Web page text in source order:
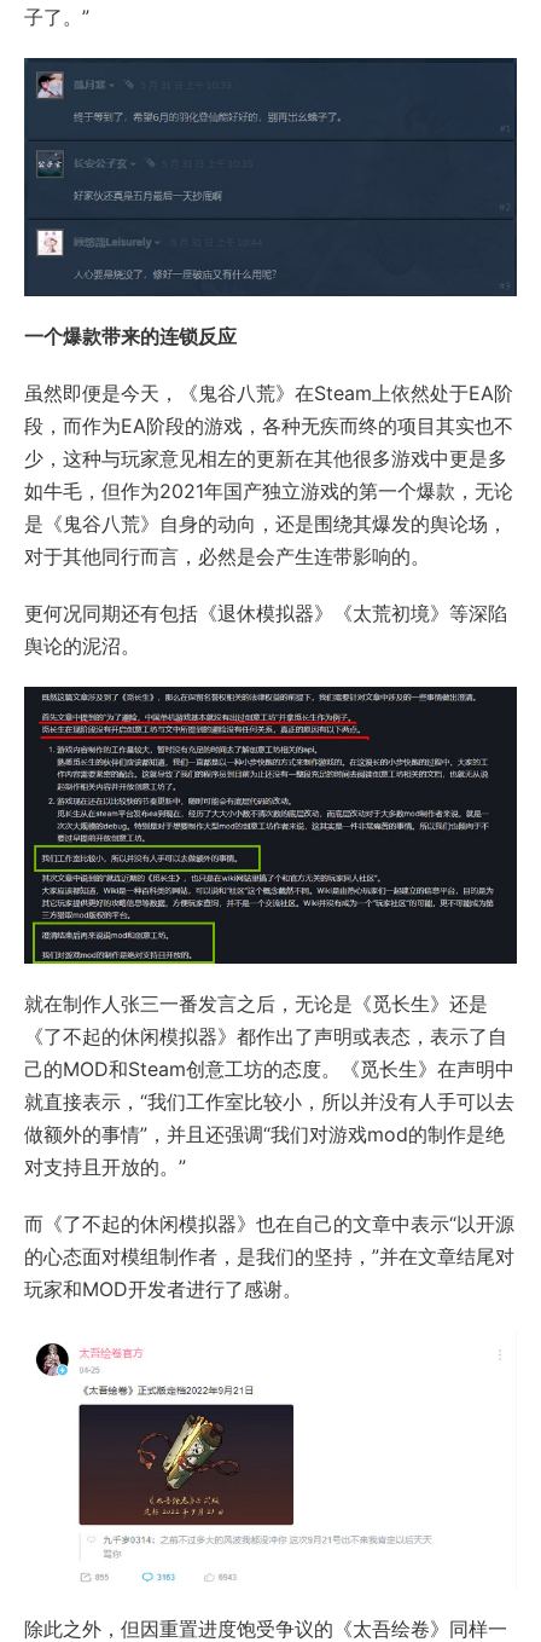
子了。”
一个爆款带来的连锁反应
虽然即便是今天，《鬼谷八荒》在Steam上依然处于EA阶
段，而作为EA阶段的游戏，各种无疾而终的项目其实也不
少，这种与玩家意见相左的更新在其他很多游戏中更是多
如牛毛，但作为2021年国产独立游戏的第一个爆款，无论
是《鬼谷八荒》自身的动向，还是围绕其爆发的舆论场，
对于其他同行而言，必然是会产生连带影响的。
更何况同期还有包括《退休模拟器》《太荒初境》等深陷
舆论的泥沼。
就在制作人张三一番发言之后，无论是《觅长生》还是
《了不起的休闲模拟器》都作出了声明或表态，表示了自
己的MOD和Steam创意工坊的态度。《觅长生》在声明中
就直接表示，“我们工作室比较小，所以并没有人手可以去
做额外的事情”，并且还强调“我们对游戏mod的制作是绝
对支持且开放的。”
而《了不起的休闲模拟器》也在自己的文章中表示“以开源
的心态面对模组制作者，是我们的坚持，”并在文章结尾对
玩家和MOD开发者进行了感谢。
除此之外，但因重置进度饱受争议的《太吾绘卷》同样一